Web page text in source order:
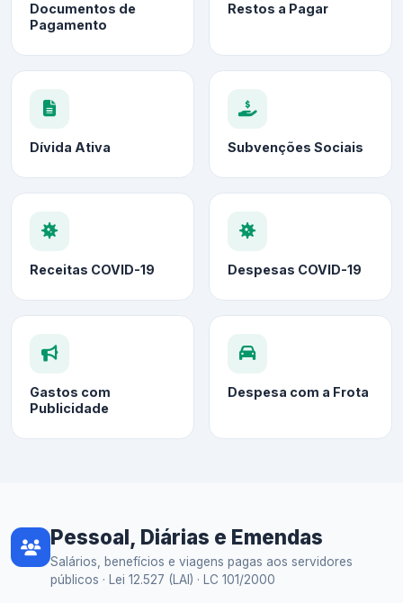
Documentos de
Pagamento
Restos a Pagar
Dívida Ativa Subvenções Sociais
Receitas COVID-19 Despesas COVID-19
Gastos com
Publicidade
Despesa com a Frota
Pessoal, Diárias e Emendas
Salários, benefícios e viagens pagas aos servidores
públicos · Lei 12.527 (LAI) · LC 101/2000